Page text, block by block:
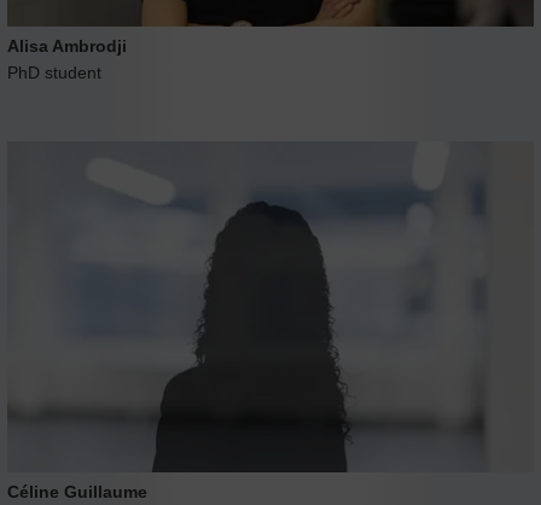
Alisa Ambrodji
PhD student
Céline Guillaume